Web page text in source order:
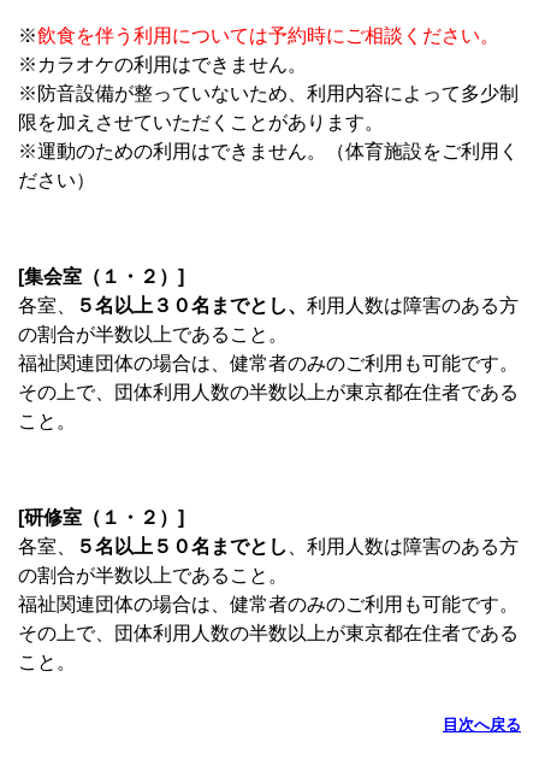
※飲食を伴う利用については予約時にご相談ください。
※カラオケの利用はできません。
※防音設備が整っていないため、利用内容によって多少制
限を加えさせていただくことがあります。
※運動のための利用はできません。（体育施設をご利用く
ださい）
[集会室（１・２）]
各室、
５名以上３０名 までとし、 利用人数は障害のある方
の割合が半数以上であること。
福祉関連団体の場合は、健常者のみのご利用も可能です。
その上で、団体利用人数の半数以上が東京都在住者である
こと。
[研修室（１・２）]
各室、
５名以上５０名までとし
、利用人数は障害のある方
の割合が半数以上であること。
福祉関連団体の場合は、健常者のみのご利用も可能です。
その上で、団体利用人数の半数以上が東京都在住者である
こと。
目次へ戻る